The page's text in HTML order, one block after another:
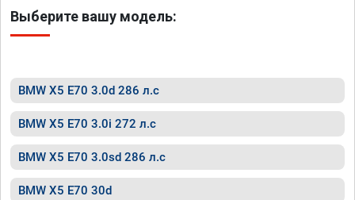
Выберите вашу модель:
BMW X5 E70 3.0d 286 л.с
BMW X5 E70 3.0i 272 л.с
BMW X5 E70 3.0sd 286 л.с
BMW X5 E70 30d